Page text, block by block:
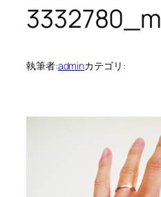
3332780_m
執筆者:adminカテゴリ: